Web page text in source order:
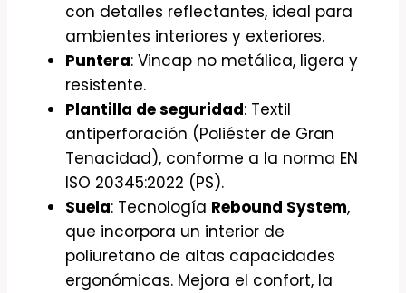
con detalles reflectantes, ideal para
ambientes interiores y exteriores.
Puntera: Vincap no metálica, ligera y
resistente.
Plantilla de seguridad: Textil
antiperforación (Poliéster de Gran
Tenacidad), conforme a la norma EN
ISO 20345:2022 (PS).
Suela: Tecnología Rebound System,
que incorpora un interior de
poliuretano de altas capacidades
ergonómicas. Mejora el confort, la